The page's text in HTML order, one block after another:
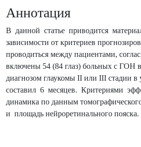
Аннотация
В данной статье приводится
зависимости от критериев
проводиться между пациентами,
включены 54 (84 глаз) больных с ГОН
диагнозом глаукомы II или III стадии
составил 6 месяцев. Критериями
динамика по данным
и площадь нейроретинального пояска.